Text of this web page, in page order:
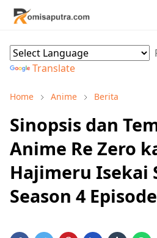
Translate
Home Anime Berita
Sinopsis dan
Anime Re Zero
Hajimeru Isekai
Season 4